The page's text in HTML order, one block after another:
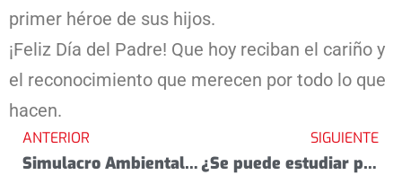
primer héroe de sus hijos.
¡Feliz Día del Padre! Que hoy reciban el cariño y
el reconocimiento que merecen por todo lo que
hacen.
ANTERIOR
Simulacro Ambiental- sismo de magnitud 5.7 y derrame de aceite hidráulico.
SIGUIENTE
¿Se puede estudiar para ser Bombero?